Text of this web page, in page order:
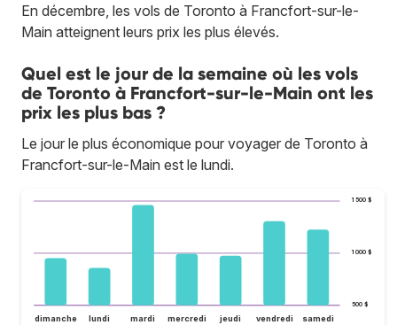
En décembre, les vols de Toronto à Francfort-sur-le-
Main atteignent leurs prix les plus élevés.
Quel est le jour de la semaine où les vols
de Toronto à Francfort-sur-le-Main ont les
prix les plus bas ?
Le jour le plus économique pour voyager de Toronto à
Francfort-sur-le-Main est le lundi.
500 $
1 000 $
1 500 $
dimanche lundi mardi mercredi jeudi vendredi samedi